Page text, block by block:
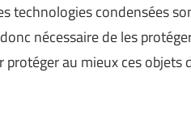
technologies condensées
nécessaire de les
protéger au mieux ces